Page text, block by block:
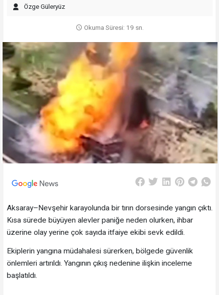
Özge Güleryüz
Okuma Süresi: 19 sn.
Aksaray–Nevşehir karayolunda bir tırın dorsesinde yangın çıktı.
Kısa sürede büyüyen alevler paniğe neden olurken, ihbar
üzerine olay yerine çok sayıda itfaiye ekibi sevk edildi.
Ekiplerin yangına müdahalesi sürerken, bölgede güvenlik
önlemleri artırıldı. Yangının çıkış nedenine ilişkin inceleme
başlatıldı.